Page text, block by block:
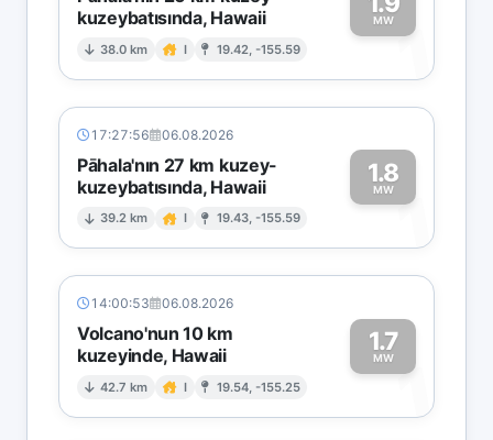
kuzeybatısında, Hawaii
38.0 km I 19.42, -155.59
MW1
17:27:56 06.08.2026
Pāhala'nın 27 km kuzey-
kuzeybatısında, Hawaii
39.2 km I 19.43, -155.59
1.8
MW1
14:00:53 06.08.2026
Volcano'nun 10 km
kuzeyinde, Hawaii
42.7 km I 19.54, -155.25
1.7
MW1